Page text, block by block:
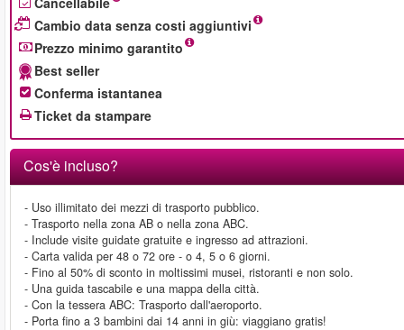
Cambio data senza costi aggiuntivi
Prezzo minimo garantito
Best seller
Conferma istantanea
Ticket da stampare
Cos'è incluso?
- Uso illimitato dei mezzi di trasporto pubblico.
- Trasporto nella zona AB o nella zona ABC.
- Include visite guidate gratuite e ingresso ad attrazioni.
- Carta valida per 48 o 72 ore - o 4, 5 o 6 giorni.
- Fino al 50% di sconto in moltissimi musei, ristoranti e non solo.
- Una guida tascabile e una mappa della città.
- Con la tessera ABC: Trasporto dall'aeroporto.
- Porta fino a 3 bambini dai 14 anni in giù: viaggiano gratis!